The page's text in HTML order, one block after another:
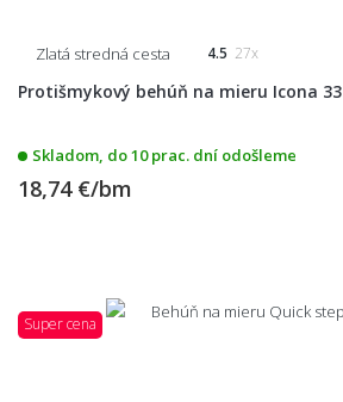
Zlatá stredná cesta 4.5 27x
Protišmykový behúň na mieru Icona 33
Skladom, do 10 prac. dní odošleme
18,74 €/bm
Super cena